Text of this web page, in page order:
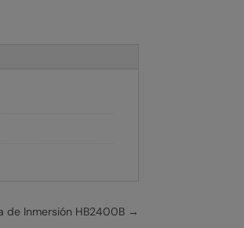
de Inmersión HB2400B→